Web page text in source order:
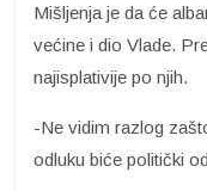
Mišljenja je da će
većine i dio Vlade.
najisplativije po njih.
-Ne vidim razlog
odluku biće politički